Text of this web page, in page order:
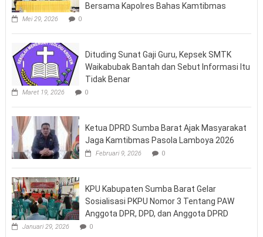
Bersama Kapolres Bahas Kamtibmas
Mei 29, 2026 0
Dituding Sunat Gaji Guru, Kepsek SMTK
Waikabubak Bantah dan Sebut Informasi Itu
Tidak Benar
Maret 19, 2026 0
Ketua DPRD Sumba Barat Ajak Masyarakat
Jaga Kamtibmas Pasola Lamboya 2026
Februari 9, 2026 0
KPU Kabupaten Sumba Barat Gelar
Sosialisasi PKPU Nomor 3 Tentang PAW
Anggota DPR, DPD, dan Anggota DPRD
Januari 29, 2026 0